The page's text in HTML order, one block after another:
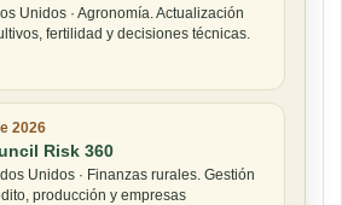
Unidos · Agronomía. Actualización
fertilidad y decisiones técnicas.
2026
Risk 360
Unidos · Finanzas rurales. Gestión
producción y empresas